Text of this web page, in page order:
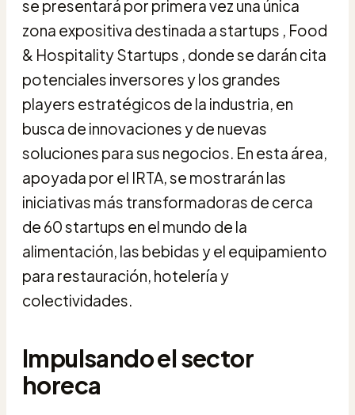
se presentará por primera vez una única
zona expositiva destinada a startups , Food
& Hospitality Startups , donde se darán cita
potenciales inversores y los grandes
players estratégicos de la industria, en
busca de innovaciones y de nuevas
soluciones para sus negocios. En esta área,
apoyada por el IRTA, se mostrarán las
iniciativas más transformadoras de cerca
de 60 startups en el mundo de la
alimentación, las bebidas y el equipamiento
para restauración, hotelería y
colectividades.
Impulsando el sector
horeca